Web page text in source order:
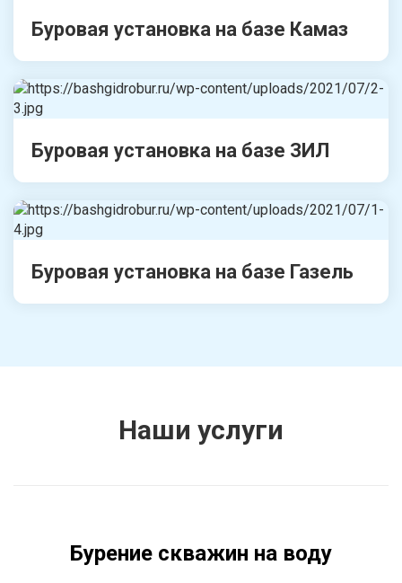
Буровая установка на базе Камаз
Буровая установка на базе ЗИЛ
Буровая установка на базе Газель
Наши услуги
Бурение скважин на воду